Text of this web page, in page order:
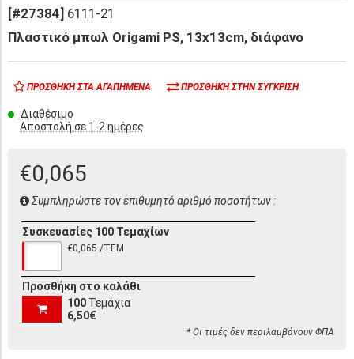
[#27384] 6111-21
Πλαστικό μπωλ Origami PS, 13x13cm, διάφανο
ΠΡΟΣΘΉΚΗ ΣΤΑ ΑΓΑΠΗΜΈΝΑ ΠΡΟΣΘΉΚΗ ΣΤΗΝ ΣΎΓΚΡΙΣΗ
Διαθέσιμο
Αποστολή σε 1-2 ημέρες
€0,065
Συμπληρώστε τον επιθυμητό αριθμό ποσοτήτων :
Συσκευασίες 100 Τεμαχίων
€0,065 /ΤΕΜ
Προσθήκη στο καλάθι
100 Τεμάχια
6,50€
* Οι τιμές δεν περιλαμβάνουν ΦΠΑ